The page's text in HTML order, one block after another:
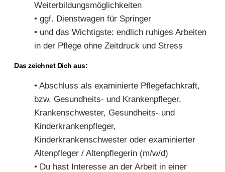
Weiterbildungsmöglichkeiten
• ggf. Dienstwagen für Springer
• und das Wichtigste: endlich ruhiges Arbeiten
in der Pflege ohne Zeitdruck und Stress
Das zeichnet Dich aus:
• Abschluss als examinierte Pflegefachkraft,
bzw. Gesundheits- und Krankenpfleger,
Krankenschwester, Gesundheits- und
Kinderkrankenpfleger,
Kinderkrankenschwester oder examinierter
Altenpfleger / Altenpflegerin (m/w/d)
• Du hast Interesse an der Arbeit in einer